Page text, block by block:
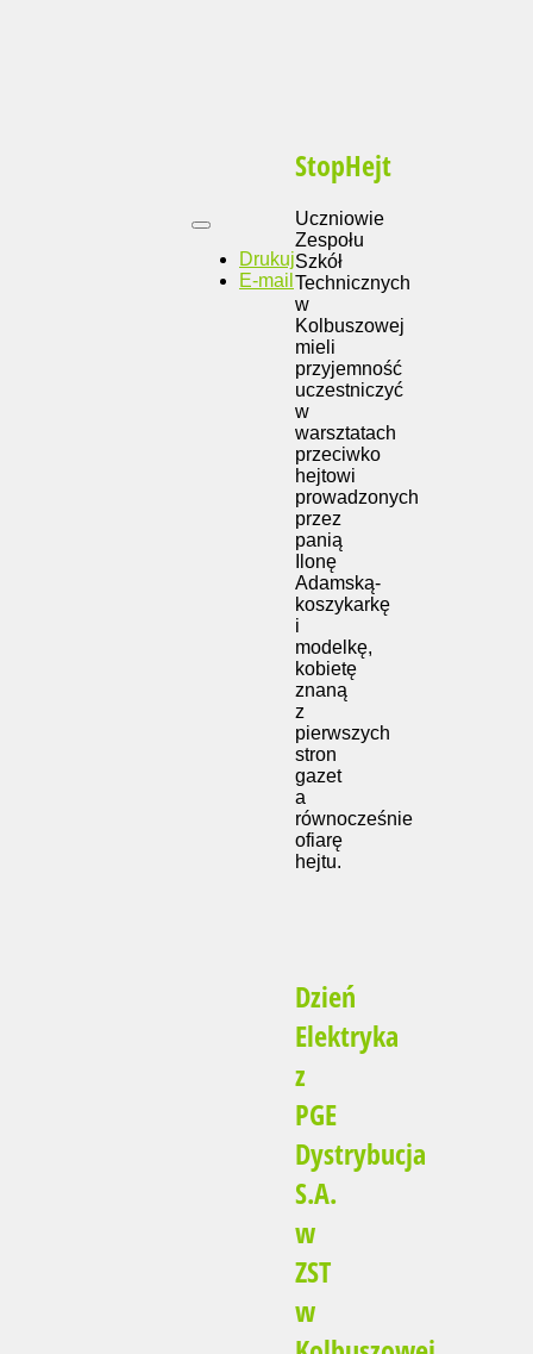
StopHejt
Drukuj
E-mail
Uczniowie
Zespołu
Szkół
Technicznych
w
Kolbuszowej
mieli
przyjemność
uczestniczyć
w
warsztatach
przeciwko
hejtowi
prowadzonych
przez
panią
Ilonę
Adamską-
koszykarkę
i
modelkę,
kobietę
znaną
z
pierwszych
stron
gazet
a
równocześnie
ofiarę
hejtu.
Dzień
Elektryka
z
PGE
Dystrybucja
S.A.
w
ZST
w